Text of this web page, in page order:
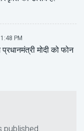
PM
मोदी को फोन